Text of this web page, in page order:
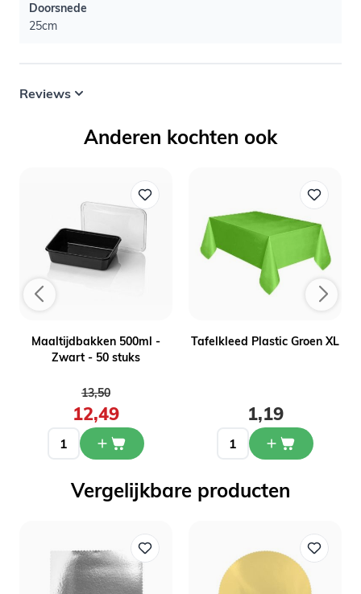
Doorsnede
25cm
Reviews
Anderen kochten ook
Maaltijdbakken 500ml -
Zwart - 50 stuks
12,49
Normale prijs
13,50
Tafelkleed Plastic Groen XL
1,19
Vergelijkbare producten